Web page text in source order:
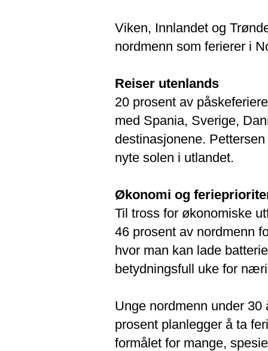
Viken, Innlandet og
nordmenn som ferierer i
Reiser utenlands
20 prosent av
med Spania, Sverige,
destinasjonene.
nyte solen i utlandet.
Økonomi og
Til tross for økonomiske
46 prosent av nordmenn
hvor man kan lade
betydningsfull uke for
Unge nordmenn under
prosent planlegger å ta
formålet for mange,